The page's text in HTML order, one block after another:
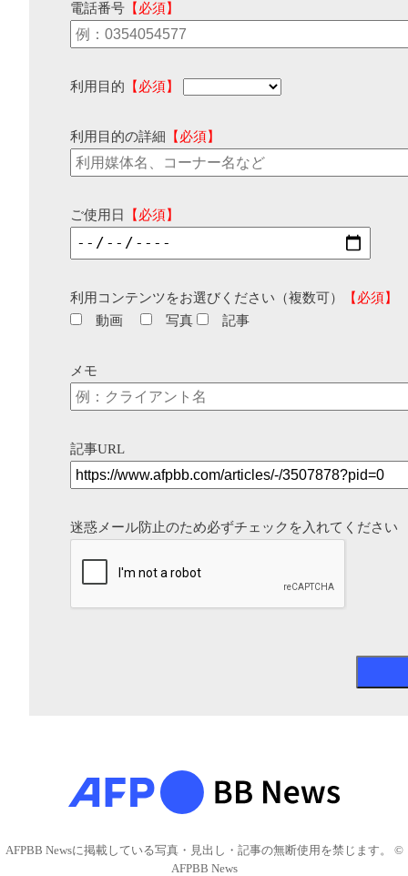
電話番号 【必須】
利用目的 【必須】
利用目的の詳細 【必須】
ご使用日 【必須】
利用コンテンツをお選びください（複数可）
【必須】
動画
写真 記事
メモ
記事URL
迷惑メール防止のため必ずチェックを入れてください
AFPBB Newsに掲載している写真・見出し・記事の無断使用を禁じます。 ©
AFPBB News